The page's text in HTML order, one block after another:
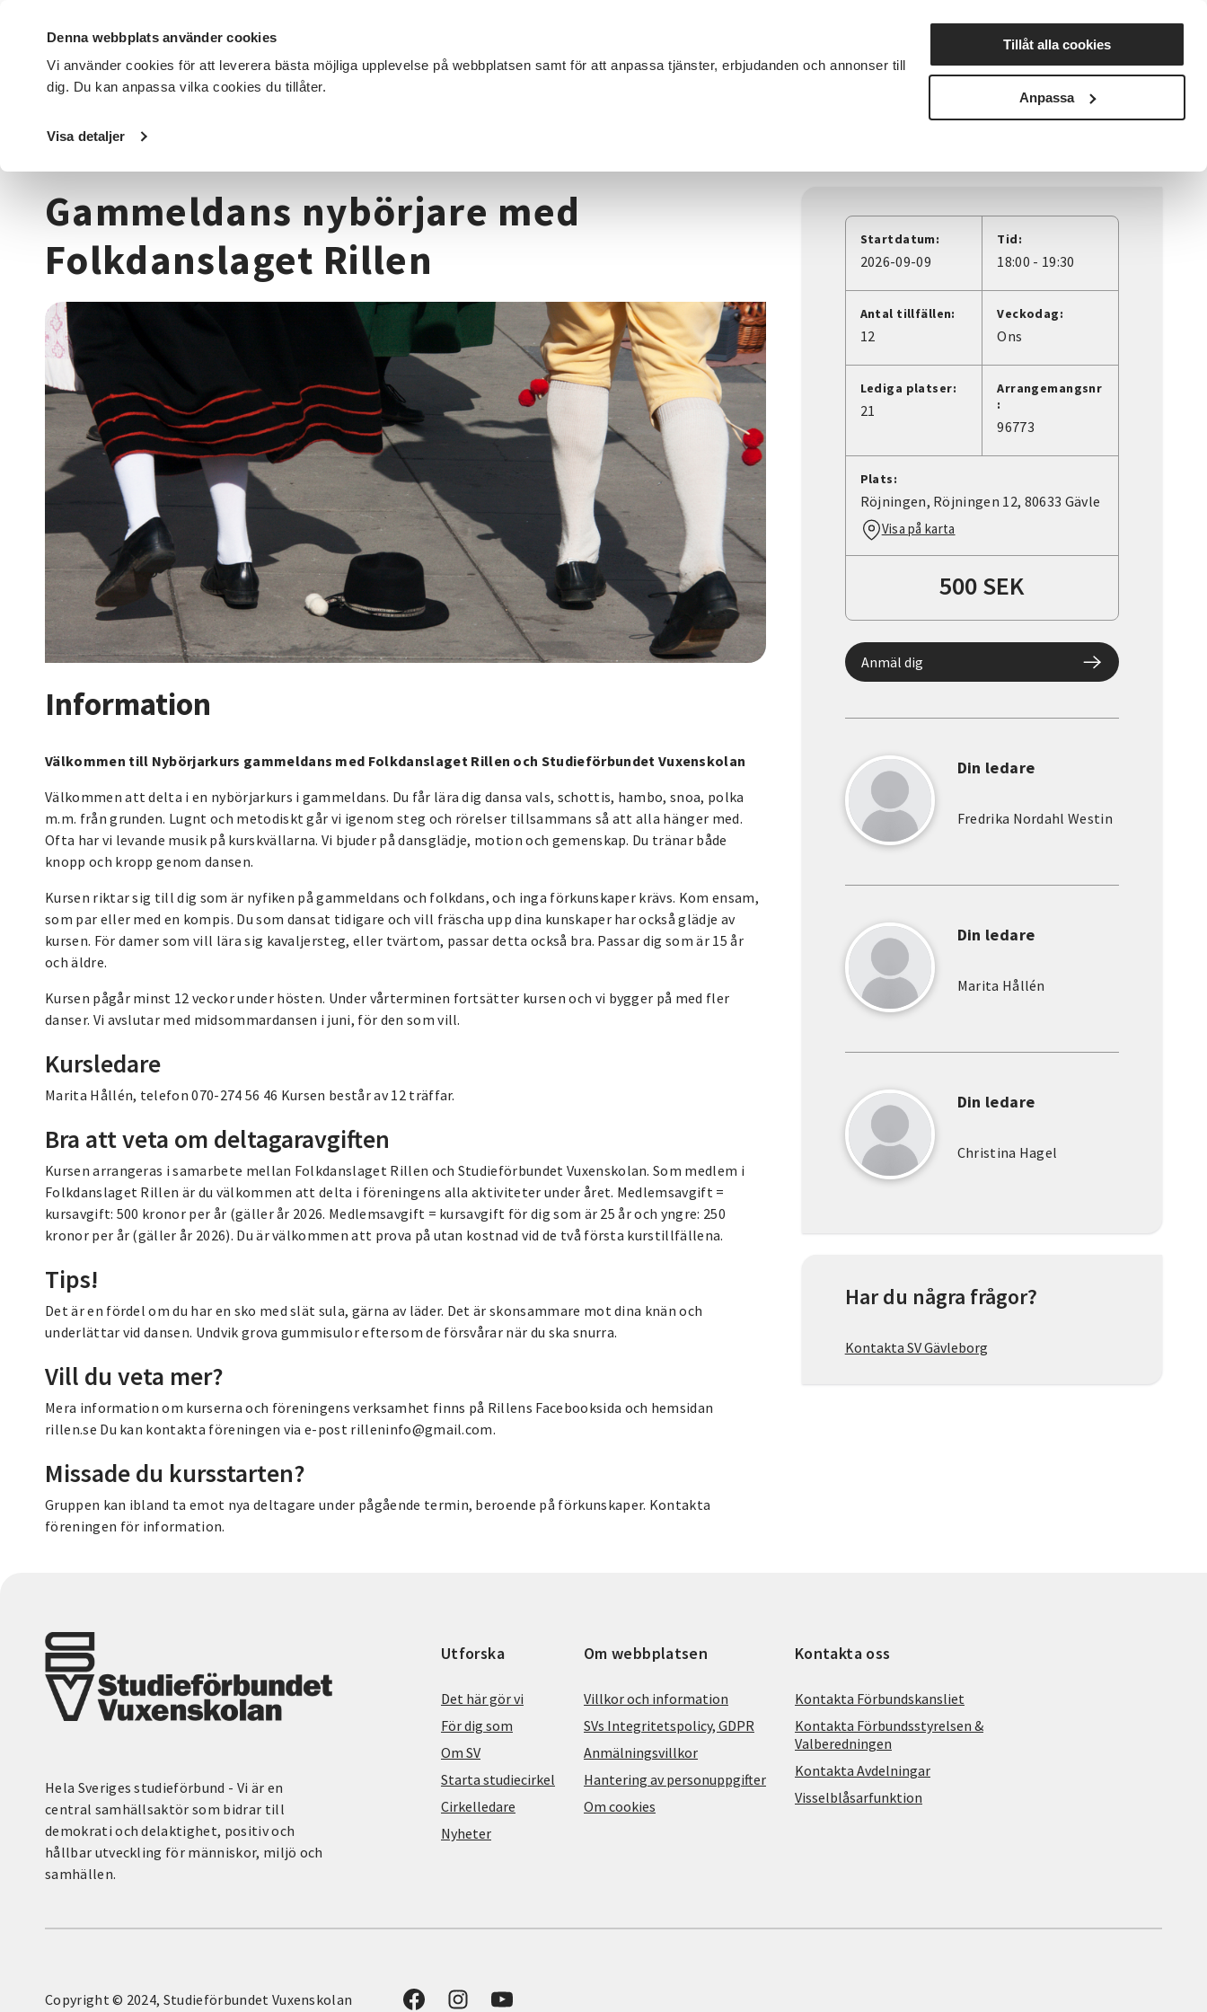
Denna webbplats använder cookies
Vi använder cookies för att leverera bästa möjliga upplevelse på webbplatsen samt för att anpassa tjänster, erbjudanden och annonser till
dig. Du kan anpassa vilka cookies du tillåter.
Visa detaljer
Tillåt alla cookies
Anpassa
DET HÄR GÖR VI FÖR DIG SOM SÖK KURSER OCH EVENEMANG Nyheter Avdelningar
Startsida / Kurser och evenemang
Gammeldans nybörjare med
Folkdanslaget Rillen
Information
Välkommen till Nybörjarkurs gammeldans med Folkdanslaget Rillen och Studieförbundet Vuxenskolan
Välkommen att delta i en nybörjarkurs i gammeldans. Du får lära dig dansa vals, schottis, hambo, snoa, polka
m.m. från grunden. Lugnt och metodiskt går vi igenom steg och rörelser tillsammans så att alla hänger med.
Ofta har vi levande musik på kurskvällarna. Vi bjuder på dansglädje, motion och gemenskap. Du tränar både
knopp och kropp genom dansen.
Kursen riktar sig till dig som är nyfiken på gammeldans och folkdans, och inga förkunskaper krävs. Kom ensam,
som par eller med en kompis. Du som dansat tidigare och vill fräscha upp dina kunskaper har också glädje av
kursen. För damer som vill lära sig kavaljersteg, eller tvärtom, passar detta också bra. Passar dig som är 15 år
och äldre.
Kursen pågår minst 12 veckor under hösten. Under vårterminen fortsätter kursen och vi bygger på med fler
danser. Vi avslutar med midsommardansen i juni, för den som vill.
Kursledare
Marita Hållén, telefon 070-274 56 46 Kursen består av 12 träffar.
Bra att veta om deltagaravgiften
Kursen arrangeras i samarbete mellan Folkdanslaget Rillen och Studieförbundet Vuxenskolan. Som medlem i
Folkdanslaget Rillen är du välkommen att delta i föreningens alla aktiviteter under året. Medlemsavgift =
kursavgift: 500 kronor per år (gäller år 2026. Medlemsavgift = kursavgift för dig som är 25 år och yngre: 250
kronor per år (gäller år 2026). Du är välkommen att prova på utan kostnad vid de två första kurstillfällena.
Tips!
Det är en fördel om du har en sko med slät sula, gärna av läder. Det är skonsammare mot dina knän och
underlättar vid dansen. Undvik grova gummisulor eftersom de försvårar när du ska snurra.
Vill du veta mer?
Mera information om kurserna och föreningens verksamhet finns på Rillens Facebooksida och hemsidan
rillen.se Du kan kontakta föreningen via e-post rilleninfo@gmail.com.
Missade du kursstarten?
Gruppen kan ibland ta emot nya deltagare under pågående termin, beroende på förkunskaper. Kontakta
föreningen för information.
Startdatum:
2026-09-09
Tid:
18:00 - 19:30
Antal tillfällen:
12
Veckodag:
Ons
Lediga platser:
21
Arrangemangsnr
:
96773
Plats:
Röjningen, Röjningen 12, 80633 Gävle
Visa på karta
500 SEK
Anmäl dig
Din ledare
Fredrika Nordahl Westin
Din ledare
Marita Hållén
Din ledare
Christina Hagel
Har du några frågor?
Kontakta SV Gävleborg
Hela Sveriges studieförbund - Vi är en
central samhällsaktör som bidrar till
demokrati och delaktighet, positiv och
hållbar utveckling för människor, miljö och
samhällen.
Utforska
Det här gör vi
För dig som
Om SV
Starta studiecirkel
Cirkelledare
Nyheter
Om webbplatsen
Villkor och information
SVs Integritetspolicy, GDPR
Anmälningsvillkor
Hantering av personuppgifter
Om cookies
Kontakta oss
Kontakta Förbundskansliet
Kontakta Förbundsstyrelsen &
Valberedningen
Kontakta Avdelningar
Visselblåsarfunktion
Copyright © 2024, Studieförbundet Vuxenskolan